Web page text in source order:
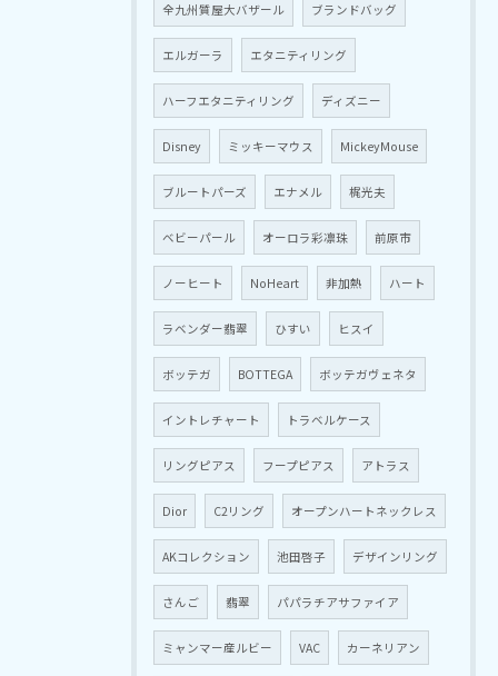
全九州質屋大バザール ブランドバッグ
エルガーラ エタニティリング
ハーフエタニティリング ディズニー
Disney ミッキーマウス MickeyMouse
ブルートパーズ エナメル 梶光夫
ベビーパール オーロラ彩凛珠 前原市
ノーヒート NoHeart 非加熱 ハート
ラベンダー翡翠 ひすい ヒスイ
ボッテガ BOTTEGA ボッテガヴェネタ
イントレチャート トラベルケース
リングピアス フープピアス アトラス
Dior C2リング オープンハートネックレス
AKコレクション 池田啓子 デザインリング
さんご 翡翠 パパラチアサファイア
ミャンマー産ルビー VAC カーネリアン